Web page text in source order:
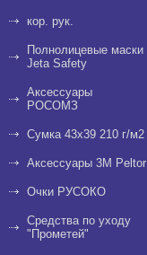
кор. рук.
Полнолицевые маски
Jeta Safety
Аксессуары
РОСОМЗ
Сумка 43х39 210 г/м2
Аксессуары 3М Peltor
Очки РУСОКО
Средства по уходу
"Прометей"